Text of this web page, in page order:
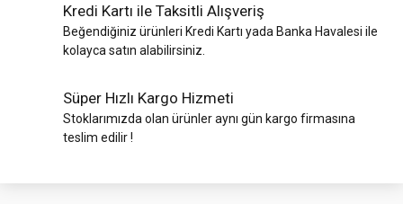
Kredi Kartı ile Taksitli Alışveriş
Beğendiğiniz ürünleri Kredi Kartı yada Banka Havalesi ile
kolayca satın alabilirsiniz.
Süper Hızlı Kargo Hizmeti
Stoklarımızda olan ürünler aynı gün kargo firmasına
teslim edilir !